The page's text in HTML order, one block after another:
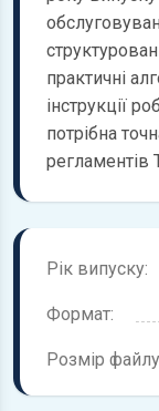
практичні
інструкції
потрібна
регламентів
Рік випуску:
Формат:
Розмір